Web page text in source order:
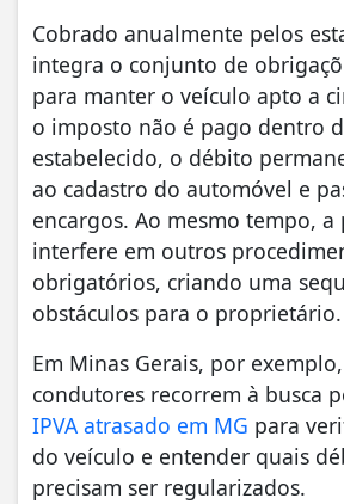
Cobrado anualmente pelos
integra o conjunto de
para manter o veículo apto a
o imposto não é pago dentro
estabelecido, o débito
ao cadastro do automóvel e
encargos. Ao mesmo tempo, a
interfere em outros
obrigatórios, criando uma
obstáculos para o proprietário.
Em Minas Gerais, por
condutores recorrem à busca
IPVA atrasado em MG para
do veículo e entender quais
precisam ser regularizados.